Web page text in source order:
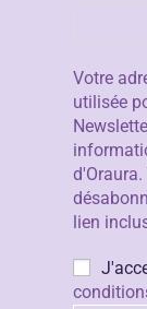
Votre
utilisée
lien